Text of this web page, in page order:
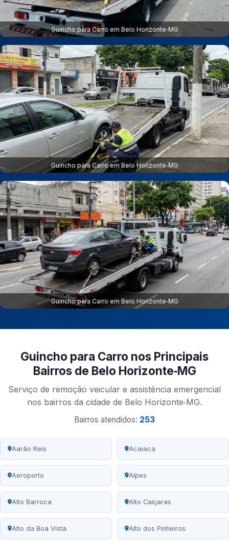
Guincho para Carro em Belo Horizonte‑MG
Guincho para Carro em Belo Horizonte‑MG
Guincho para Carro em Belo Horizonte‑MG
Guincho para Carro nos Principais
Bairros de Belo Horizonte‑MG
Serviço de remoção veicular e assistência emergencial
nos bairros da cidade de Belo Horizonte‑MG.
Bairros atendidos: 253
Aarão Reis Acaiaca
Aeroporto Alpes
Alto Barroca Alto Caiçaras
Alto da Boa Vista Alto dos Pinheiros